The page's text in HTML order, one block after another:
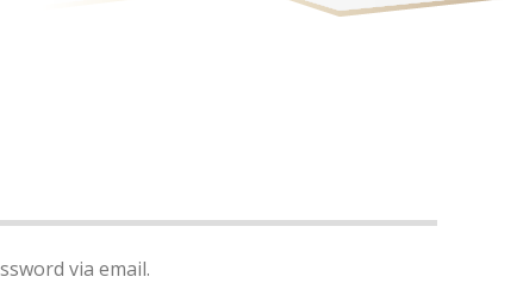
via email.